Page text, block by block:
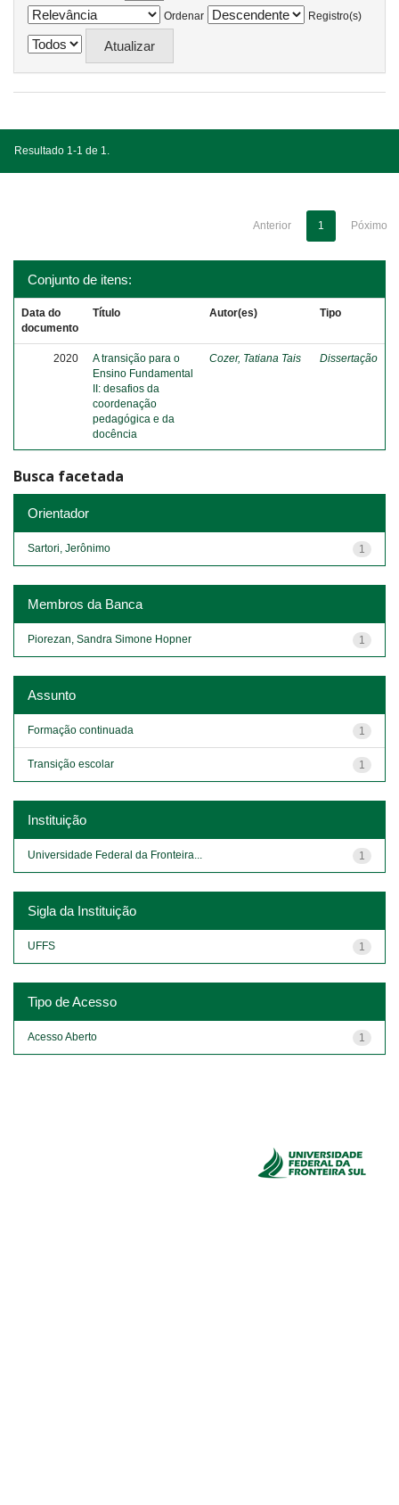
Ordenar
Registro(s)
Resultado 1-1 de 1.
Anterior 1 Póximo
Conjunto de itens:
Data do
documento
Título Autor(es) Tipo
2020
A transição para o
Ensino Fundamental
II: desafios da
coordenação
pedagógica e da
docência
Cozer, Tatiana Tais Dissertação
Busca facetada
Orientador
1
Sartori, Jerônimo
Membros da Banca
1
Piorezan, Sandra Simone Hopner
Assunto
1
Formação continuada
1
Transição escolar
Instituição
1
Universidade Federal da Fronteira...
Sigla da Instituição
1
UFFS
Tipo de Acesso
1
Acesso Aberto